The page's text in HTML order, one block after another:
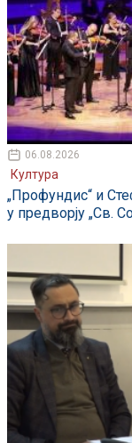
06.08.2026
Култура
„Профундис“ и
у предворју „Св.